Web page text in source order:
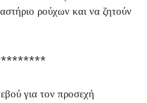
ρούχων και να ζητούν
για τον προσεχή